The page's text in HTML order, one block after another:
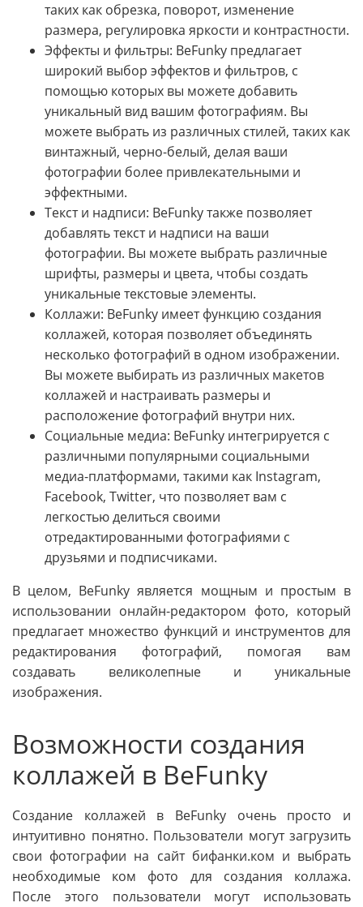
таких как обрезка, поворот, изменение
размера, регулировка яркости и контрастности.
Эффекты и фильтры: BeFunky предлагает
широкий выбор эффектов и фильтров, с
помощью которых вы можете добавить
уникальный вид вашим фотографиям. Вы
можете выбрать из различных стилей, таких как
винтажный, черно-белый, делая ваши
фотографии более привлекательными и
эффектными.
Текст и надписи: BeFunky также позволяет
добавлять текст и надписи на ваши
фотографии. Вы можете выбрать различные
шрифты, размеры и цвета, чтобы создать
уникальные текстовые элементы.
Коллажи: BeFunky имеет функцию создания
коллажей, которая позволяет объединять
несколько фотографий в одном изображении.
Вы можете выбирать из различных макетов
коллажей и настраивать размеры и
расположение фотографий внутри них.
Социальные медиа: BeFunky интегрируется с
различными популярными социальными
медиа-платформами, такими как Instagram,
Facebook, Twitter, что позволяет вам с
легкостью делиться своими
отредактированными фотографиями с
друзьями и подписчиками.
В целом, BeFunky является мощным и простым в
использовании онлайн-редактором фото, который
предлагает множество функций и инструментов для
редактирования фотографий, помогая вам
создавать великолепные и уникальные
изображения.
Возможности создания
коллажей в BeFunky
Создание коллажей в BeFunky очень просто и
интуитивно понятно. Пользователи могут загрузить
свои фотографии на сайт бифанки.ком и выбрать
необходимые ком фото для создания коллажа.
После этого пользователи могут использовать